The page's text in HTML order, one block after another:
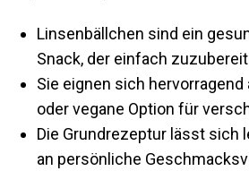
Linsenbällchen sind ein
Snack, der einfach
Sie eignen sich
oder vegane Option für
Die Grundrezeptur lässt sich
an persönliche